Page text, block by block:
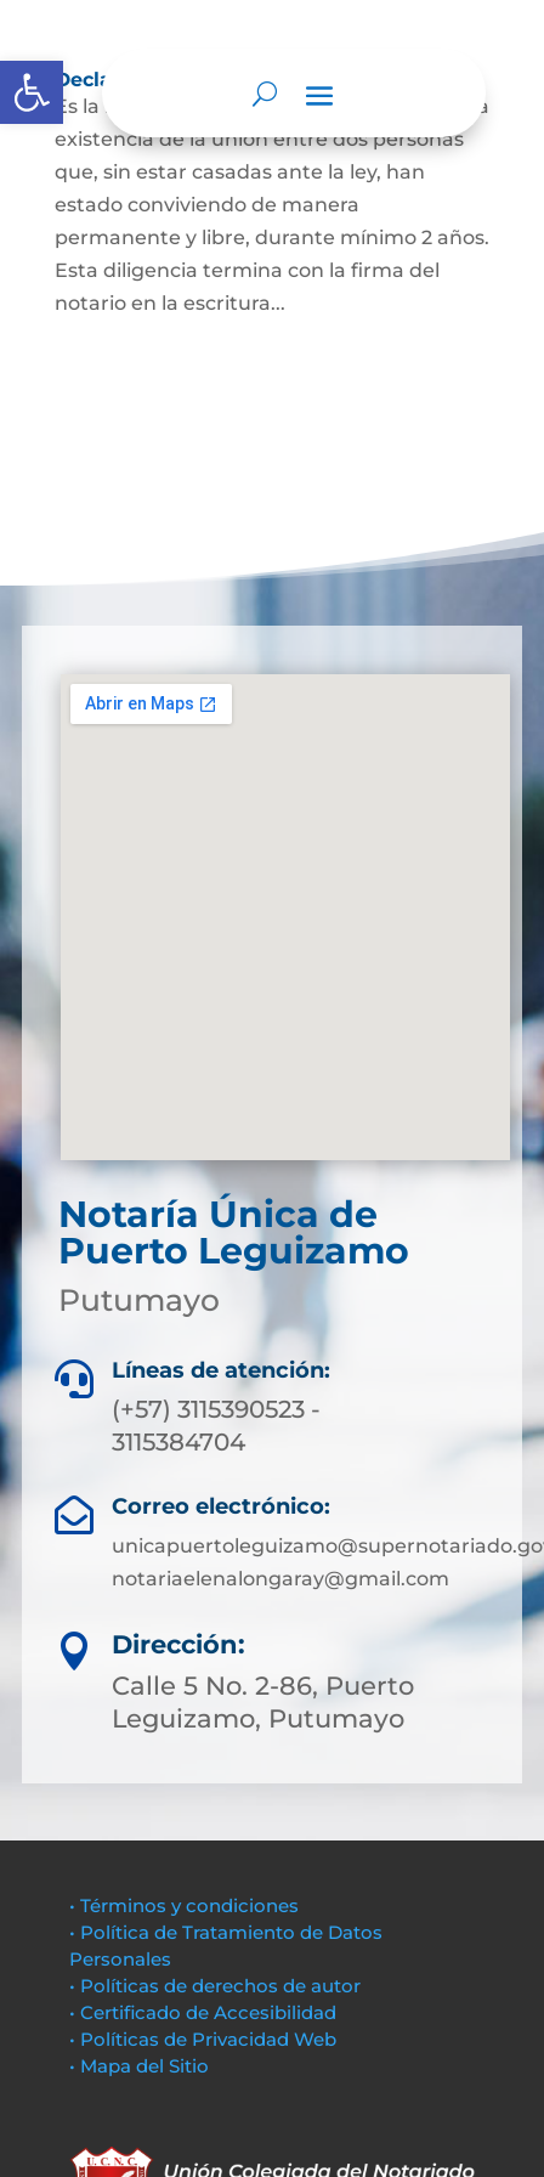
Abrir barra de herramientas
Declaración de Unión Marital de Hecho
Es la manifestación ante juez o notario de la
existencia de la unión entre dos personas
que, sin estar casadas ante la ley, han
estado conviviendo de manera
permanente y libre, durante mínimo 2 años.
Esta diligencia termina con la firma del
notario en la escritura...
Notaría Única de
Puerto Leguizamo
Putumayo
 Líneas de atención:
(+57) 3115390523 -
3115384704
 Correo electrónico:
notariaelenalongaray@gmail.com

Dirección:
Calle 5 No. 2-86, Puerto
Leguizamo, Putumayo
• Términos y condiciones
• Política de Tratamiento de Datos
Personales
• Políticas de derechos de autor
• Certificado de Accesibilidad
• Políticas de Privacidad Web
• Mapa del Sitio